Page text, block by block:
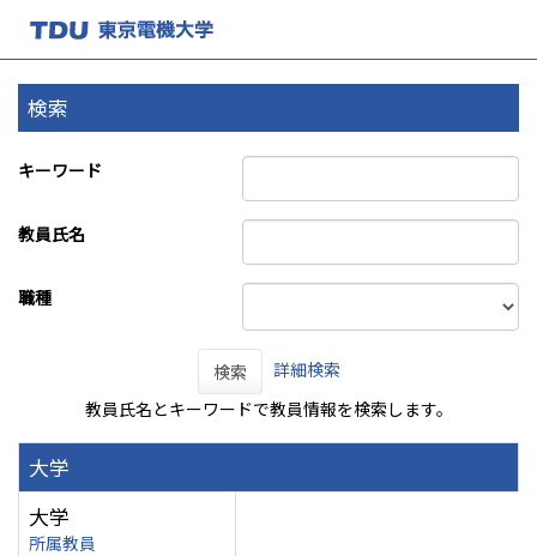
検索
キーワード
教員氏名
職種
検索
詳細検索
教員氏名とキーワードで教員情報を検索します。
大学
大学
所属教員